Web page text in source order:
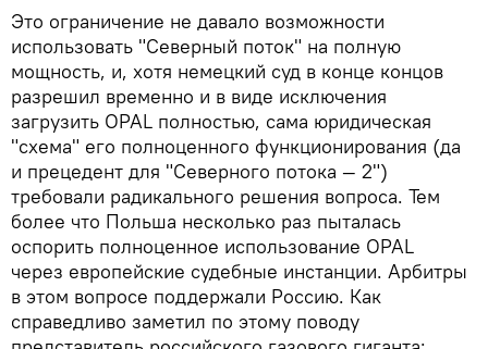
Это ограничение не давало возможности
использовать "Северный поток" на полную
мощность, и, хотя немецкий суд в конце концов
разрешил временно и в виде исключения
загрузить OPAL полностью, сама юридическая
"схема" его полноценного функционирования (да
и прецедент для "Северного потока — 2")
требовали радикального решения вопроса. Тем
более что Польша несколько раз пыталась
оспорить полноценное использование OPAL
через европейские судебные инстанции. Арбитры
в этом вопросе поддержали Россию. Как
справедливо заметил по этому поводу